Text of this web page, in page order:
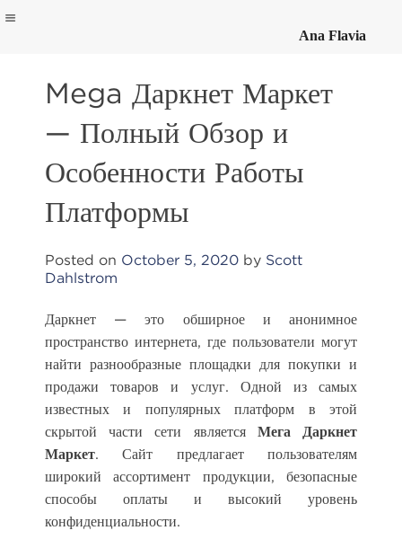
Mega Даркнет Маркет
— Полный Обзор и
Особенности Работы
Платформы
Posted on October 5, 2020 by Scott
Dahlstrom
Даркнет — это обширное и анонимное
пространство интернета, где пользователи могут
найти разнообразные площадки для покупки и
продажи товаров и услуг. Одной из самых
известных и популярных платформ в этой
скрытой части сети является Мега Даркнет
Маркет. Сайт предлагает пользователям
широкий ассортимент продукции, безопасные
способы оплаты и высокий уровень
конфиденциальности.
Ana Flavia